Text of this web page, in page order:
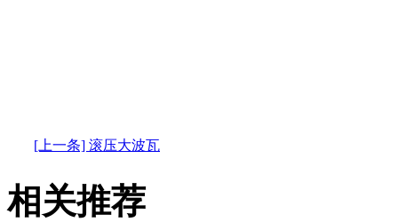
[上一条] 滚压大波瓦
相关推荐